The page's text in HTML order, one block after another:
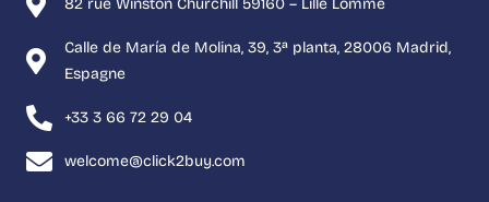
82 rue Winston Churchill 59160 – Lille Lomme
Calle de María de Molina, 39, 3ª planta, 28006 Madrid,
Espagne
+33 3 66 72 29 04
welcome@click2buy.com